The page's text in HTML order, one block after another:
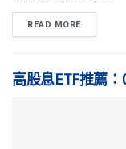
READ MORE
高股息ETF推薦